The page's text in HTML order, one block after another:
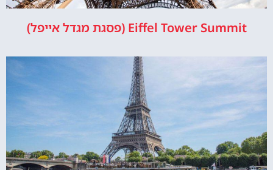
Eiffel Tower Summit (פסגת מגדל אייפל)